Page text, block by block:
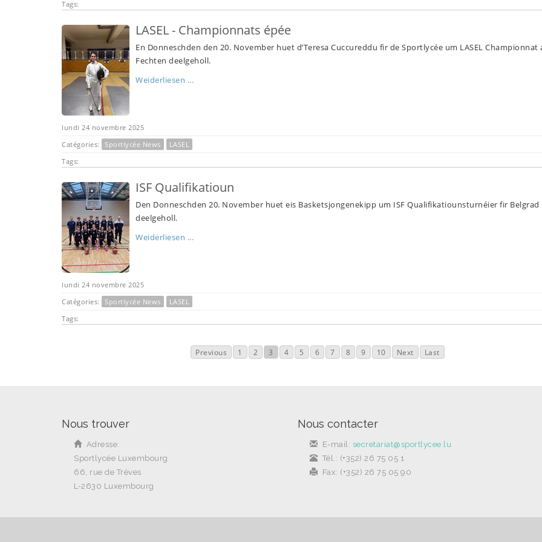
Tags:
LASEL - Championnats épée
En Donneschden den 20. November huet d’Teresa Cuccureddu fir de Sportlycée um LASEL Championnat
Fechten deelgeholl.
Weiderliesen ...
lundi 24 novembre 2025
Catégories:
Sportlycée News
LASEL
Tags:
ISF Qualifikatioun
Den Donneschden 20. November huet eis Basketsjongenekipp um ISF Qualifikatiounsturnéier fir Belgrad
deelgeholl.
Weiderliesen ...
lundi 24 novembre 2025
Catégories:
Sportlycée News
LASEL
Tags:
Previous 1 2 3 4 5 6 7 8 9 10 Next Last
Nous trouver
Adresse:
Sportlycée Luxembourg
66, rue de Trèves
L-2630 Luxembourg
Nous contacter
E-mail: secretariat@sportlycee.lu
Tél.: (+352) 26 75 05 1
Fax: (+352) 26 75 05 90